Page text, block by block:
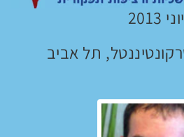
תל אביב